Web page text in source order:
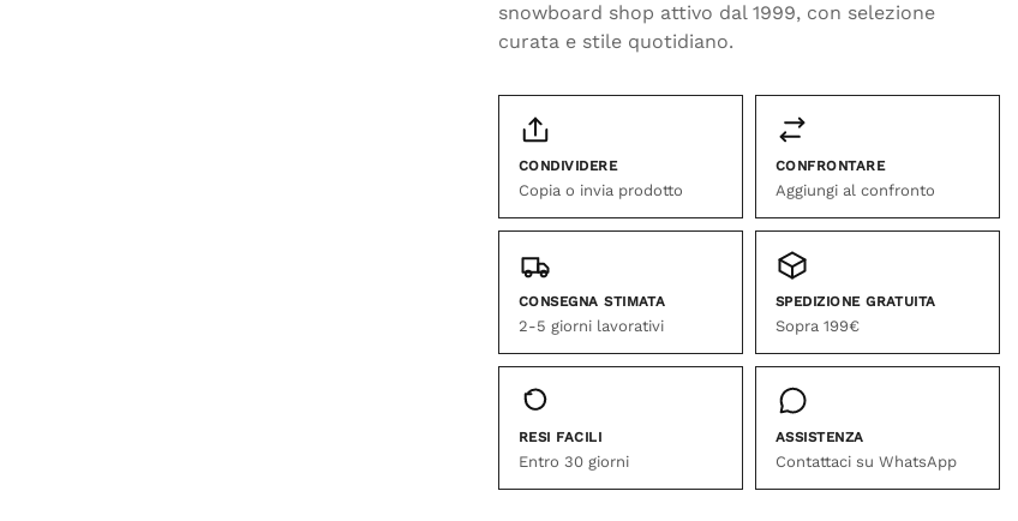
snowboard shop attivo dal 1999, con selezione
curata e stile quotidiano.
CONDIVIDERE
Copia o invia prodotto
CONFRONTARE
Aggiungi al confronto
CONSEGNA STIMATA
2-5 giorni lavorativi
SPEDIZIONE GRATUITA
Sopra 199€
RESI FACILI
Entro 30 giorni
ASSISTENZA
Contattaci su WhatsApp